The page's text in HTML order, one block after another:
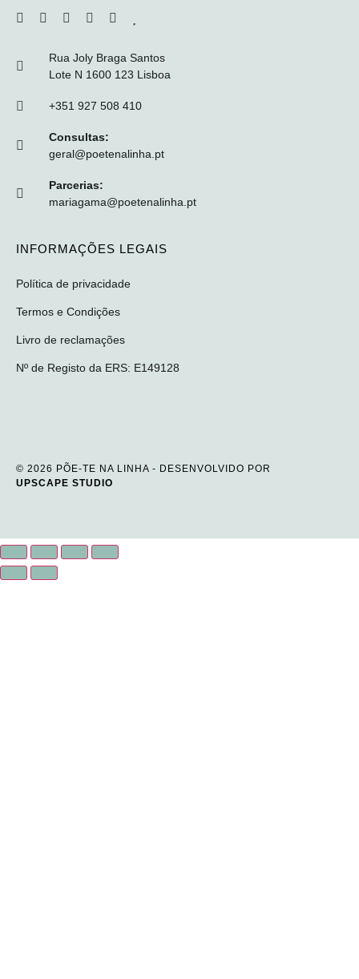
Rua Joly Braga Santos
Lote N 1600 123 Lisboa
+351 927 508 410
Consultas:
geral@poetenalinha.pt
Parcerias:
mariagama@poetenalinha.pt
INFORMAÇÕES LEGAIS
Política de privacidade
Termos e Condições
Livro de reclamações
Nº de Registo da ERS: E149128
© 2026 PÕE-TE NA LINHA - DESENVOLVIDO POR
UPSCAPE STUDIO